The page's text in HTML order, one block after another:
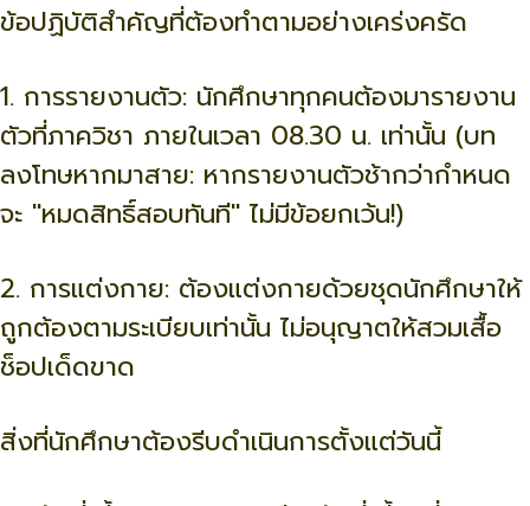
ข้อปฏิบัติสำคัญที่ต้องทำตามอย่างเคร่งครัด
1. การรายงานตัว: นักศึกษาทุกคนต้องมารายงาน
ตัวที่ภาควิชา ภายในเวลา 08.30 น. เท่านั้น (บท
ลงโทษหากมาสาย: หากรายงานตัวช้ากว่ากำหนด
จะ "หมดสิทธิ์สอบทันที" ไม่มีข้อยกเว้น!)
2. การแต่งกาย: ต้องแต่งกายด้วยชุดนักศึกษาให้
ถูกต้องตามระเบียบเท่านั้น ไม่อนุญาตให้สวมเสื้อ
ช็อปเด็ดขาด
สิ่งที่นักศึกษาต้องรีบดำเนินการตั้งแต่วันนี้